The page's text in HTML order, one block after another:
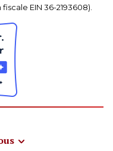
EIN 36-2193608).